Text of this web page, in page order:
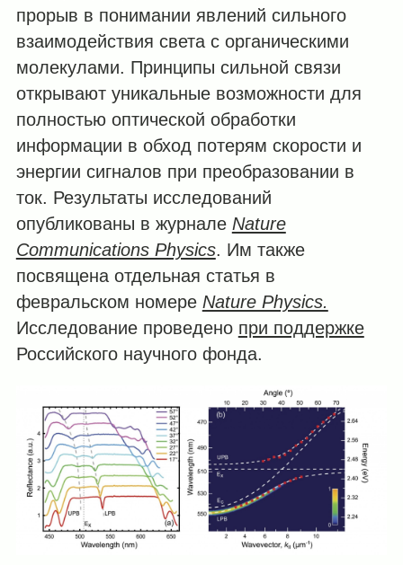
прорыв в понимании явлений сильного
взаимодействия света с органическими
молекулами. Принципы сильной связи
открывают уникальные возможности для
полностью оптической обработки
информации в обход потерям скорости и
энергии сигналов при преобразовании в
ток. Результаты исследований
опубликованы в журнале Nature
Communications Physics. Им также
посвящена отдельная статья в
февральском номере Nature Physics.
Исследование проведено при поддержке
Российского научного фонда.